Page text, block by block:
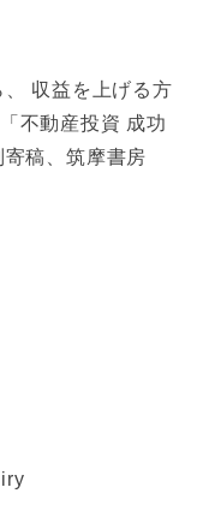
収益を上げる方
不動産投資 成功
稿、筑摩書房